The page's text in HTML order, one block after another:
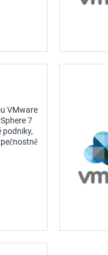
VMware
7
podniky,